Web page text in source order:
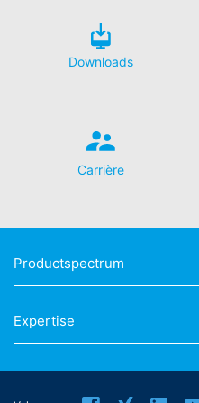
Downloads
Carrière
Productspectrum
Expertise